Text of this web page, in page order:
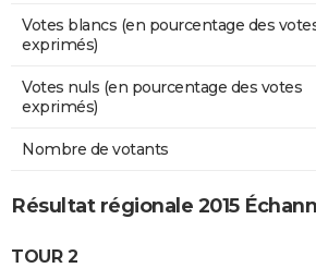
Votes blancs (en pourcentage des
exprimés)
Votes nuls (en pourcentage des votes
exprimés)
Nombre de votants
Résultat régionale 2015
TOUR 2